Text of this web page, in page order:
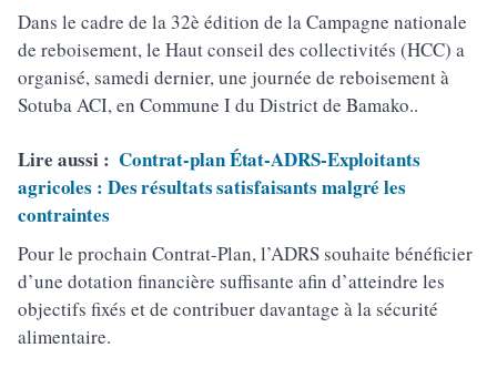
Dans le cadre de la 32è édition de la Campagne nationale
de reboisement, le Haut conseil des collectivités (HCC) a
organisé, samedi dernier, une journée de reboisement à
Sotuba ACI, en Commune I du District de Bamako..
Lire aussi : Contrat-plan État-ADRS-Exploitants
agricoles : Des résultats satisfaisants malgré les
contraintes
Pour le prochain Contrat-Plan, l’ADRS souhaite bénéficier
d’une dotation financière suffisante afin d’atteindre les
objectifs fixés et de contribuer davantage à la sécurité
alimentaire.